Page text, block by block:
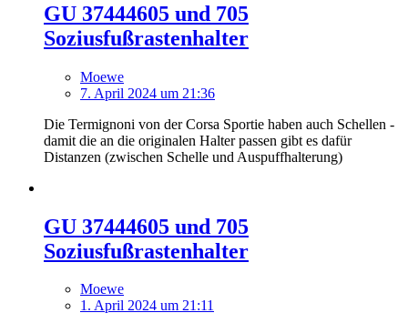
GU 37444605 und 705
Soziusfußrastenhalter
Moewe
7. April 2024 um 21:36
Die Termignoni von der Corsa Sportie haben auch Schellen -
damit die an die originalen Halter passen gibt es dafür
Distanzen (zwischen Schelle und Auspuffhalterung)
GU 37444605 und 705
Soziusfußrastenhalter
Moewe
1. April 2024 um 21:11